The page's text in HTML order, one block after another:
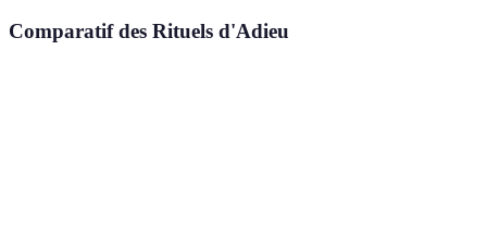
Comparatif des Rituels d'Adieu